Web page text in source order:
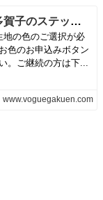
【短期集中講座】越野多賀子のステッチキルト | ヴォーグ学園名古屋校
地の色のご選択が必
色のお申込みボタン
。ご継続の方は下...
www.voguegakuen.com